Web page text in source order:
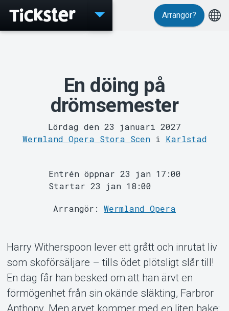
MyTickster
Support
Arrangör?
En döing på
drömsemester
Lördag den 23 januari 2027
Wermland Opera Stora Sceni Karlstad
Entrén öppnar 23 jan 17:00
Startar 23 jan 18:00
Arrangör: Wermland Opera
Harry Witherspoon lever ett grått och inrutat liv
som skoförsäljare – tills ödet plötsligt slår till!
En dag får han besked om att han ärvt en
förmögenhet från sin okände släkting, Farbror
Anthony. Men arvet kommer med en liten hake: